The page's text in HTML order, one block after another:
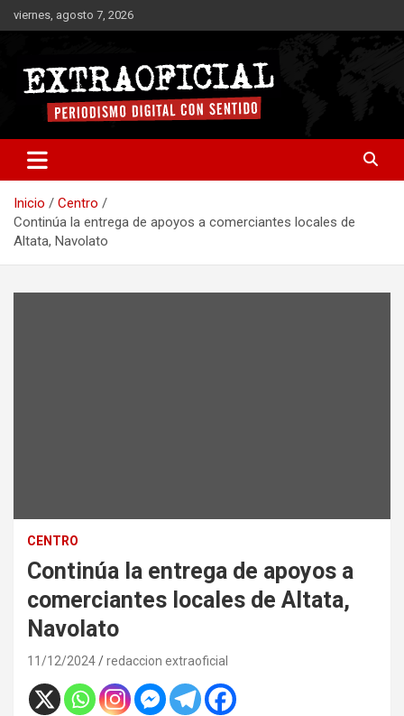
Saltar
al
viernes, agosto 7, 2026
Extraoficial
Inicio
Centro
Continúa la entrega de apoyos a comerciantes locales de
Altata, Navolato
CENTRO
Continúa la entrega de apoyos a
comerciantes locales de Altata,
Navolato
11/12/2024 redaccion extraoficial